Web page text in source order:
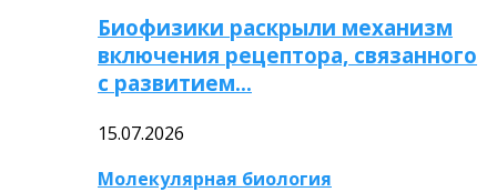
Биофизики раскрыли механизм
включения рецептора, связанного
с развитием…
15.07.2026
Молекулярная биология